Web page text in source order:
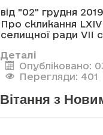
від "02" грудня
Про скликання
селищної ради VII
Деталі
Опубліковано:
Перегляди: 401
Вітання з